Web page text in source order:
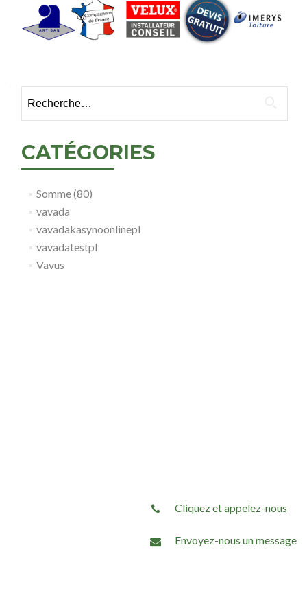
CATÉGORIES
Somme (80)
vavada
vavadakasynoonlinepl
vavadatestpl
Vavus
Cliquez et appelez-nous
Envoyez-nous un message